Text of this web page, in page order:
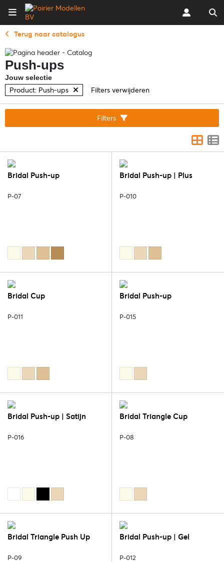
Terug naar catalogus
Push-ups
Jouw selectie
Product: Push-ups Filters verwijderen
Filters
Bridal Push-up
P-07
Bridal Push-up | Plus
P-010
Bridal Cup
P-011
Bridal Push-up
P-015
Bridal Push-up | Satijn
P-016
Bridal Triangle Cup
P-08
Bridal Triangle Push Up
P-09
Bridal Push-up | Gel
P-012